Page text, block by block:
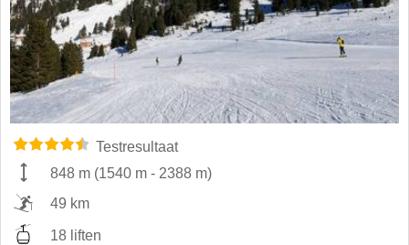
Testresultaat
848 m (1540 m - 2388 m)
49 km
18 liften